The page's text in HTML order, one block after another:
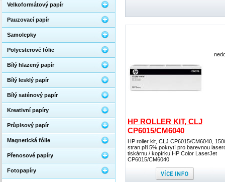
HP ROLLER KIT, CLJ
CP6015/CM6040
HP roller kit, CLJ CP6015/CM6040,
stran při 5% pokrytí pro barevnou
tiskárnu / kopírku HP Color LaserJet
CP6015/CM6040
Velkoformátový papír
Pauzovací papír
Samolepky
Polyesterové fólie
Bílý hlazený papír
Bílý lesklý papír
Bílý saténový papír
Kreativní papíry
Průpisový papír
Magnetická fólie
Přenosové papíry
Fotopapíry